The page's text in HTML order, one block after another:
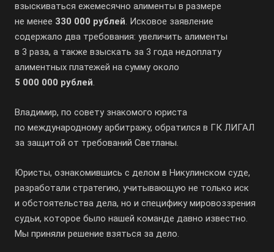
взыскиваться ежемесячно алименты в размере
не менее 330 000 рублей. Исковое заявление
содержало два требования: увеличить алименты
в 3 раза, а также взыскать за 3 года недоплату
алиментных платежей на сумму около
5 000 000 рублей.
Владимир, по совету знакомого юриста
по международному арбитражу, обратился в ГК ЛИГАЛ
за защитой от требований Светланы.
Юристы, ознакомившись с делом в Никулинском суде,
разработали стратегию, учитывающую не только иск
и обстоятельства дела, но и специфику мировоззрения
судьи, которое было нашей команде давно известно.
Мы приняли решение взяться за дело.